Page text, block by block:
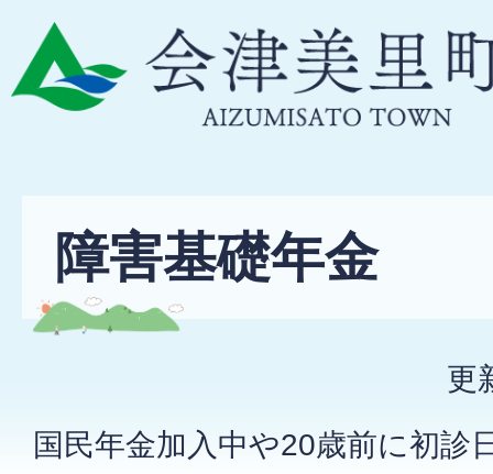
障害基礎年金
更
国民年金加入中や20歳前に初診